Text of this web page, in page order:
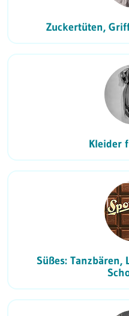
Zuckertüten,
Kleider
Süßes: